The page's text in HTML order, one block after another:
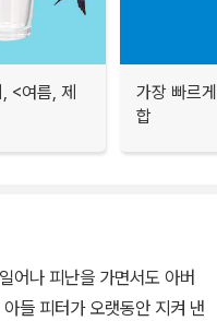
<여름, 제
가장 빠르
합
어나 피난을 가면서도 아버
들 피터가 오랫동안 지켜 낸